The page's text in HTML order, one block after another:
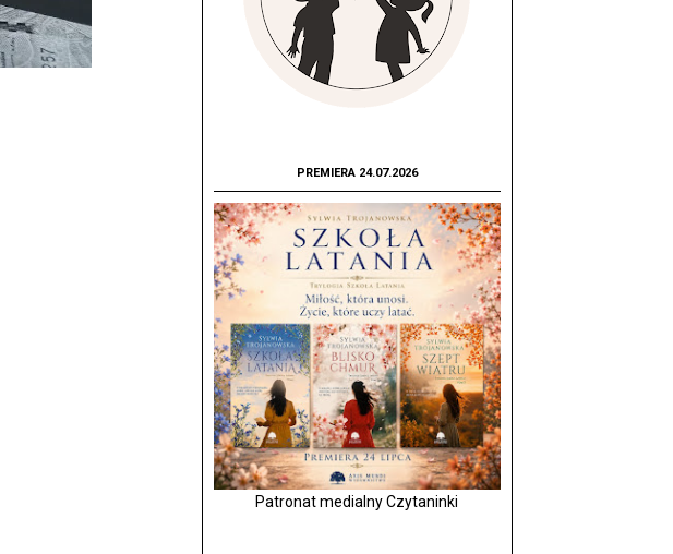
PREMIERA 24.07.2026
Patronat medialny Czytaninki